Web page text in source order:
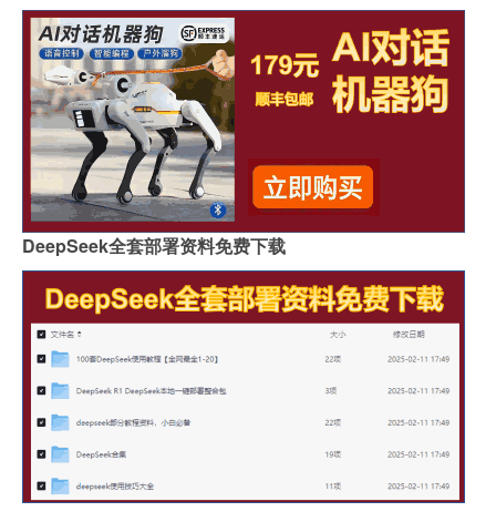
DeepSeek全套部署资料免费下载